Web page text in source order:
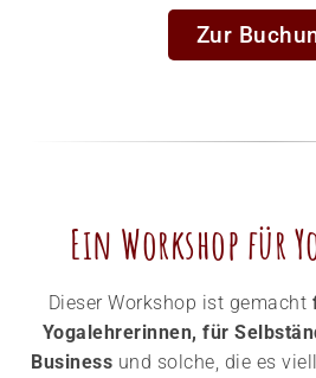
Zur
Ein Workshop für
Dieser Workshop ist gemacht
Yogalehrerinnen, für
Business und solche, die es